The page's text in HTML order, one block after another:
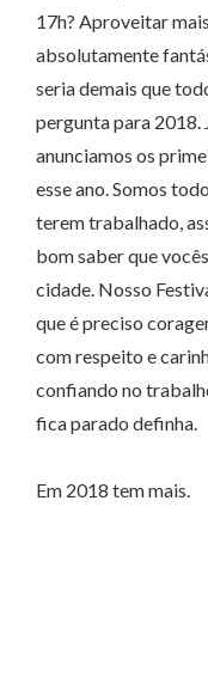
17h? Aproveitar
absolutamente
seria demais que
pergunta para 2018.
anunciamos os
esse ano. Somos
terem trabalhado,
bom saber que
cidade. Nosso
que é preciso
com respeito e
confiando no
fica parado definha.
Em 2018 tem mais.